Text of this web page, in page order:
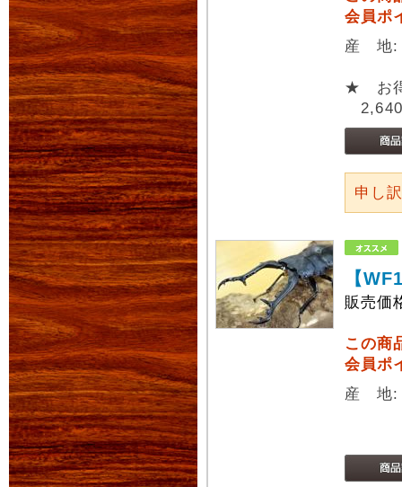
会員ポ
産 地:
★ お
申し
【
販売価
この商
会員ポ
産 地: